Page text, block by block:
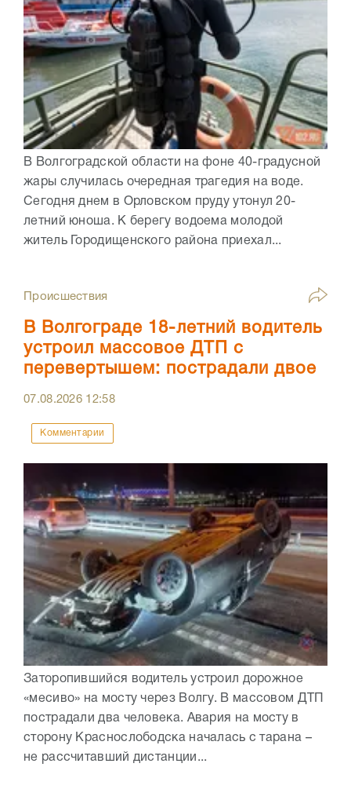
В Волгоградской области на фоне 40-градусной
жары случилась очередная трагедия на воде.
Сегодня днем в Орловском пруду утонул 20-
летний юноша. К берегу водоема молодой
житель Городищенского района приехал...
Происшествия
В Волгограде 18-летний водитель
устроил массовое ДТП с
перевертышем: пострадали двое
07.08.2026 12:58
Комментарии
Заторопившийся водитель устроил дорожное
«месиво» на мосту через Волгу. В массовом ДТП
пострадали два человека. Авария на мосту в
сторону Краснослободска началась с тарана –
не рассчитавший дистанции...